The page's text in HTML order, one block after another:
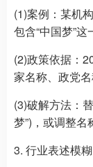
(1)案例：某机
包含“中国梦”这
(2)政策依据：
家名称、政党
(3)破解方法：
梦”)，或调整名
3. 行业表述模